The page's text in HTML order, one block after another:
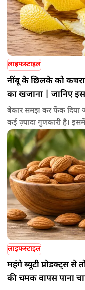
लाइफस्टाइल
नींबू के छिलके को
का खजाना | जानिए
बेकार समझ कर फेंक दिया
कई ज़्यादा गुणकारी है।
और शक्तिशाली
छिलकों को पानी में
जाए तो ये आपकी सेहत के
आइए जानते नींबू के छिलके
लाइफस्टाइल
महंगे ब्यूटी प्रोडक्ट्स से
की चमक वापस पाना